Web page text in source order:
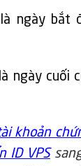
ngày bắt
là ngày cuối
khoản
ID VPS